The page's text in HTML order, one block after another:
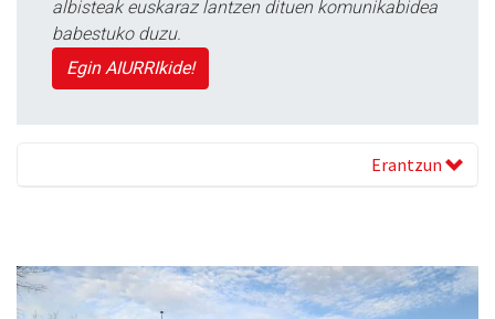
albisteak euskaraz lantzen dituen komunikabidea
babestuko duzu.
Egin AIURRIkide!
Erantzun